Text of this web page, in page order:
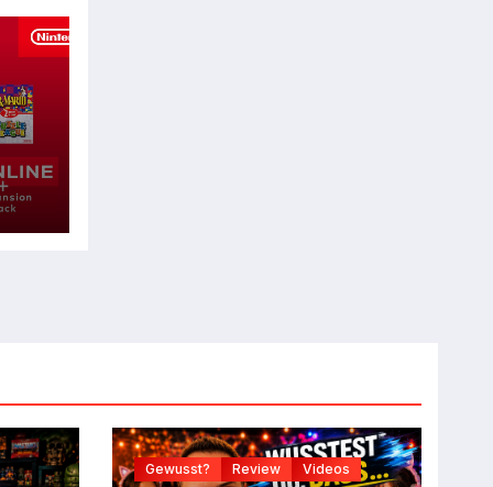
Gewusst? Review Videos